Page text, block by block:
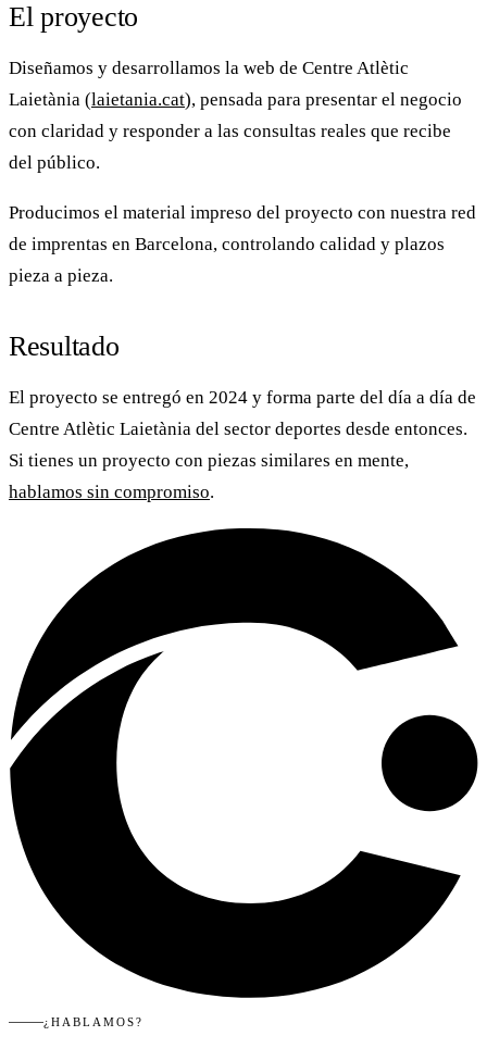
El proyecto
Diseñamos y desarrollamos la web de Centre Atlètic
Laietània (laietania.cat), pensada para presentar el negocio
con claridad y responder a las consultas reales que recibe
del público.
Producimos el material impreso del proyecto con nuestra red
de imprentas en Barcelona, controlando calidad y plazos
pieza a pieza.
Resultado
El proyecto se entregó en 2024 y forma parte del día a día de
Centre Atlètic Laietània del sector deportes desde entonces.
Si tienes un proyecto con piezas similares en mente,
hablamos sin compromiso.
¿HABLAMOS?